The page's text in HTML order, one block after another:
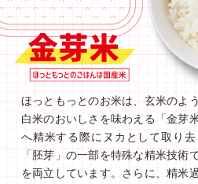
ほっともっとのお米は、玄米のよ
白米のおいしさを味わえる「金芽
へ精米する際にヌカとして取り
「胚芽」の一部を特殊な精米技術
を両立しています。さらに、精米